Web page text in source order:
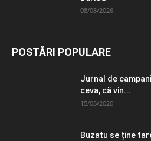
08/08/2026
POSTĂRI POPULARE
Jurnal de
ceva, că vin...
15/08/2020
Buzatu se ține